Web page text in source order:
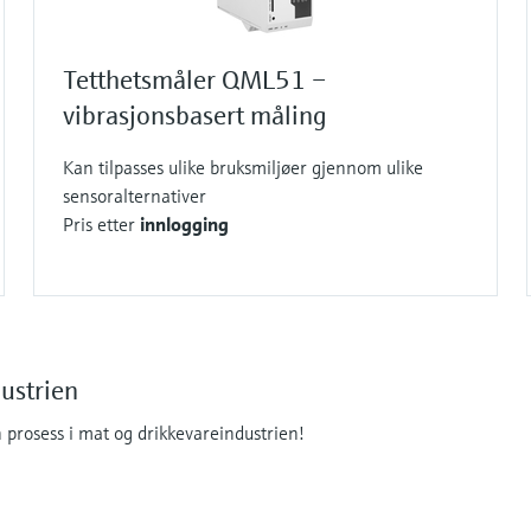
Tetthetsmåler QML51 –
vibrasjonsbasert måling
Kan tilpasses ulike bruksmiljøer gjennom ulike
sensoralternativer
Pris etter innlogging
i mat og drikkevareindustrien!